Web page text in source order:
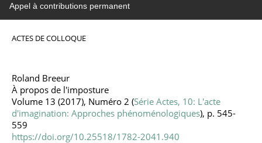
Appel à contributions permanent
ACTES DE COLLOQUE
Roland Breeur
À propos de l'imposture
Volume 13 (2017), Numéro 2 (Série Actes, 10: L'acte
d'imagination: Approches phénoménologiques), p. 545-
559
https://doi.org/10.25518/1782-2041.940